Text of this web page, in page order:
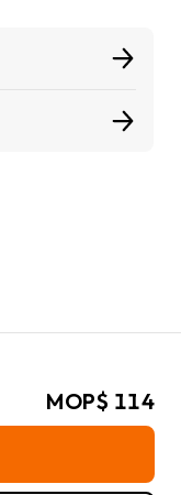
MOP$ 114